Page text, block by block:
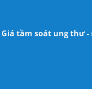
Giá tầm soát ung thư